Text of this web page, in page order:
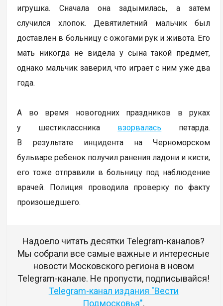
игрушка. Сначала она задымилась, а затем
случился хлопок. Девятилетний мальчик был
доставлен в больницу с ожогами рук и живота. Его
мать никогда не видела у сына такой предмет,
однако мальчик заверил, что играет с ним уже два
года.
А во время новогодних праздников в руках
у шестиклассника взорвалась петарда.
В результате инцидента на Черноморском
бульваре ребенок получил ранения ладони и кисти,
его тоже отправили в больницу под наблюдение
врачей. Полиция проводила проверку по факту
произошедшего.
Надоело читать десятки Telegram-каналов?
Мы собрали все самые важные и интересные
новости Московского региона в новом
Telegram-канале. Не пропусти, подписывайся!
Telegram-канал издания "Вести
Подмосковья".